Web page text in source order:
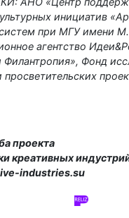
инициатив
при МГУ имени
агентство
Фонд
просветительских
проекта
креативных
industries.su